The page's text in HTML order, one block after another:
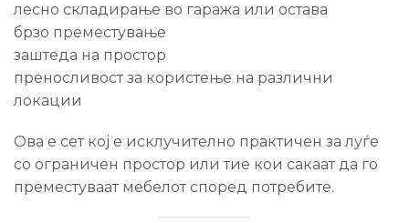
лесно складирање во гаража или остава
брзо преместување
заштеда на простор
преносливост за користење на различни
локации
Ова е сет кој е исклучително практичен за луѓе
со ограничен простор или тие кои сакаат да го
преместуваат мебелот според потребите.